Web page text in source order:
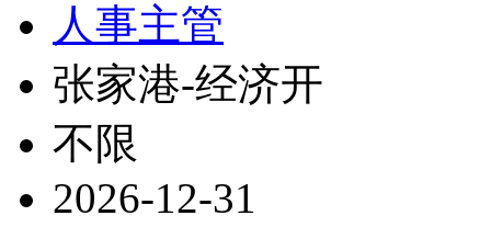
人事主管
张家港-经济开
不限
2026-12-31